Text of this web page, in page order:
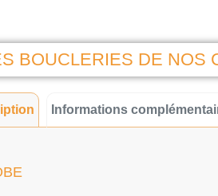
BOUCLERIES DE NOS
Informations